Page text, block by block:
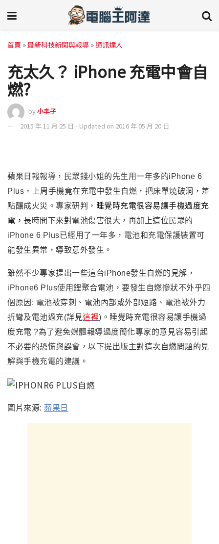
首頁 »最新科技新聞與報導 »通訊達人
充太久？ iPhone 充電中會自
燃?
by小丰子
2015 年 11 月 25 日 - Updated on 2016 年 05 月 20 日
蘋果日報報導 ， 民眾錢小姐的先生用一年多的iPhone 6
Plus，上周手機竟在充電中發生自燃，把床單燒破洞，差
點釀成火災。 專家研判， 睡覺時充電很容易讓手機過度充
電， 長時間下來對電池傷害很大，再加上這位民眾的
iPhone 6 Plus已經用了一年多，電池和充電保護裝置可
能發生異常，導致意外發生。
雖然不少專家提出一些這台iPhone發生自燃的見解 ，
iPhone6 Plus使用鋰聚合電池，要發生自燃慘狀不外乎四
個原因: 電池被穿刺、電池內部或外部短路、電池被外力
折彎及電池過充(詳見這裡)。 睡覺時充電很容易讓手機過
度充電 ?為了避免媒體報導過度簡化專家的意見容易引起
不必要的恐慌與誤會，以下提出版主對這次自燃問題的見
解與手機充電的建議 。
圖片來源: 蘋果日